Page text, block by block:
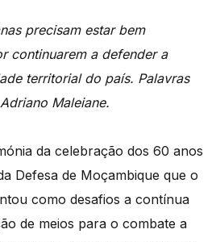
precisam estar bem
continuarem a defender a
territorial do país. Palavras
Maleiane.
da celebração dos 60 anos
Defesa de Moçambique que o
como desafios a contínua
de meios para o combate a